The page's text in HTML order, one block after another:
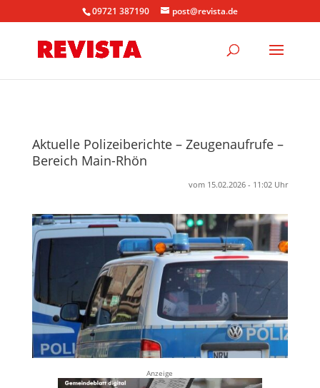
09721 387190 post@revista.de
Aktuelle Polizeiberichte – Zeugenaufrufe –
Bereich Main-Rhön
vom 15.02.2026 - 11:02 Uhr
Anzeige